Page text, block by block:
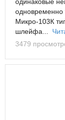
одновременно
Микро-103К
шлейфа...
3479